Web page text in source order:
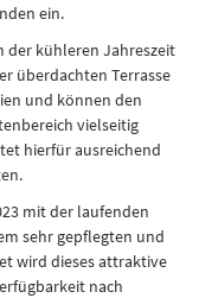
ein.
der kühleren Jahreszeit
überdachten Terrasse
und können den
vielseitig
hierfür ausreichend
mit der laufenden
sehr gepflegten und
wird dieses attraktive
nach